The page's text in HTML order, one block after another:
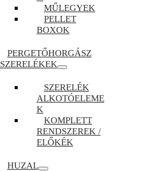
MŰLEGYEK
PELLET
BOXOK
PERGETŐHORGÁSZ
SZERELÉKEK
SZERELÉK
ALKOTÓELEME
K
KOMPLETT
RENDSZEREK /
ELŐKÉK
HUZAL